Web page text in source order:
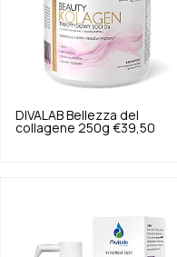
DIVALAB Bellezza del
collagene 250g €39,50